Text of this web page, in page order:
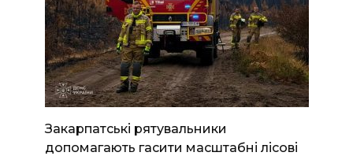
Закарпатські рятувальники
допомагають гасити масштабні лісові